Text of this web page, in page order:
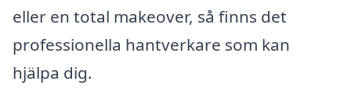
eller en total makeover, så finns det
professionella hantverkare som kan
hjälpa dig.